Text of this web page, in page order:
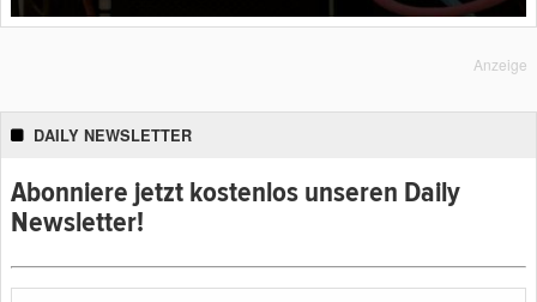
Anzeige
DAILY NEWSLETTER
Abonniere jetzt kostenlos unseren Daily
Newsletter!